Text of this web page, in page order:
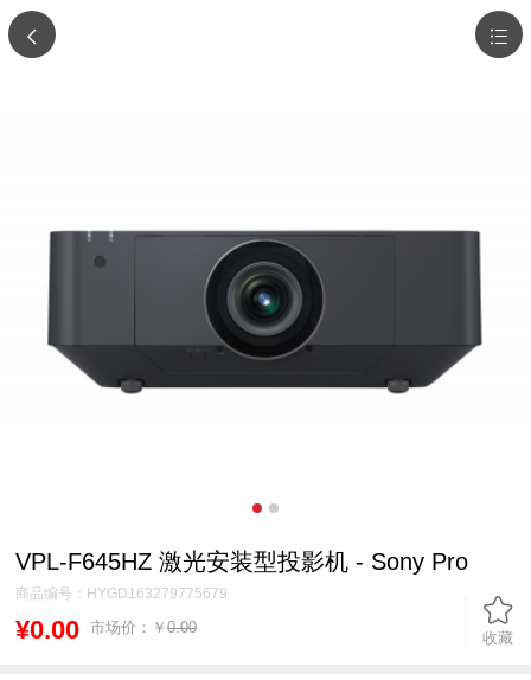
VPL-F645HZ 激光安装型投影机 - Sony Pro
商品编号： HYGD163279775679
¥0.00 市场价：￥ 0.00
收藏